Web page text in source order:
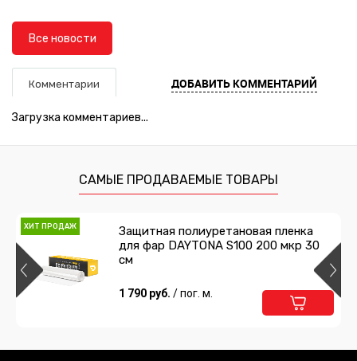
Все новости
Комментарии ДОБАВИТЬ КОММЕНТАРИЙ
Загрузка комментариев...
САМЫЕ ПРОДАВАЕМЫЕ ТОВАРЫ
ХИТ ПРОДАЖ
Защитная полиуретановая пленка
для фар DAYTONA S100 200 мкр 30
см
1 790 руб. / пог. м.